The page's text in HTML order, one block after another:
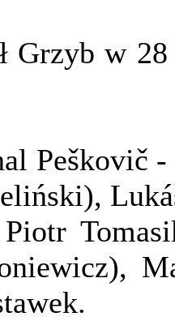
Grzyb w
Peškovič